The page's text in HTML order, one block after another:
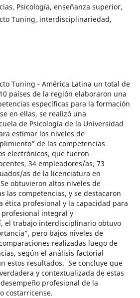
Psicología, enseñanza superior,
Tuning, interdisciplinariedad,
Tuning - América Latina un total de
países de la región elaboraron una
específicas para la formación
en ellas, se realizó una
de Psicología de la Universidad
estimar los niveles de
de las competencias
electrónicos, que fueron
34 empleadores/as, 73
as de la licenciatura en
obtuvieron altos niveles de
las competencias, y se destacaron
ética profesional y la capacidad para
integral y
el trabajo interdisciplinario obtuvo
pero bajos niveles de
realizadas luego de
según el análisis factorial
estos resultados. Se concluye que
y contextualizada de estas
profesional de la
costarricense.